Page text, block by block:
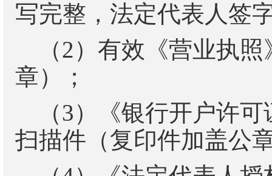
写完整，法定代表人签
（2）有效《营业执
章）；
（3）《银行开户许
扫描件（复印件加盖公